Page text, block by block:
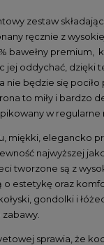
zestaw
ręcznie z
bawełny premium,
jej oddychać, dzięki
nie będzie się pociło
to miły i bardzo
w regularne
miękki, elegancko
najwyższej
tworzone są z
o estetykę oraz
gondolki i
sprawia, że